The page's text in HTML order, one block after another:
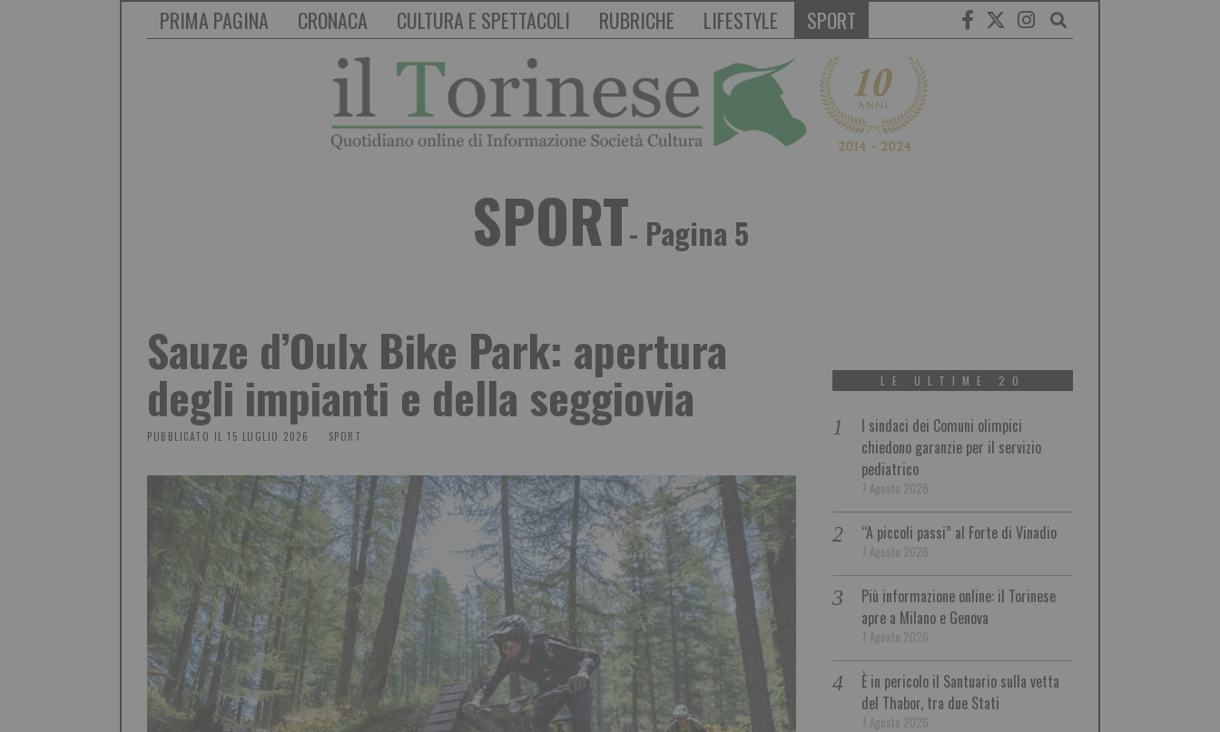
PRIMA PAGINA CRONACA CULTURA E SPETTACOLI RUBRICHE LIFESTYLE SPORT
SPORT- Pagina 5
Sauze d’Oulx Bike Park: apertura
degli impianti e della seggiovia
PUBBLICATO IL 15 LUGLIO 2026 SPORT
LE ULTIME 20
I sindaci dei Comuni olimpici
chiedono garanzie per il servizio
pediatrico
7 Agosto 2026
“A piccoli passi” al Forte di Vinadio
7 Agosto 2026
Più informazione online: il Torinese
apre a Milano e Genova
7 Agosto 2026
È in pericolo il Santuario sulla vetta
del Thabor, tra due Stati
7 Agosto 2026